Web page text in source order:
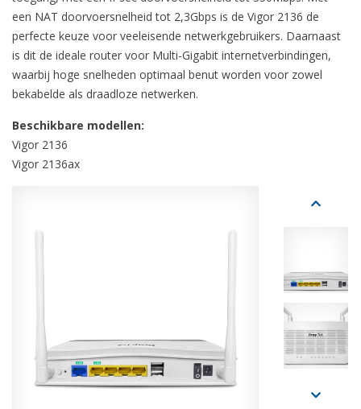
een NAT doorvoersnelheid tot 2,3Gbps is de Vigor 2136 de
perfecte keuze voor veeleisende netwerkgebruikers. Daarnaast
is dit de ideale router voor Multi-Gigabit internetverbindingen,
waarbij hoge snelheden optimaal benut worden voor zowel
bekabelde als draadloze netwerken.
Beschikbare modellen:
Vigor 2136
Vigor 2136ax